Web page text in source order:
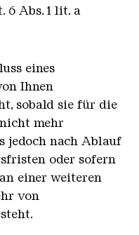
Abs. 1 lit. a
eines
Ihnen
sobald sie für die
mehr
jedoch nach Ablauf
oder sofern
einer weiteren
von